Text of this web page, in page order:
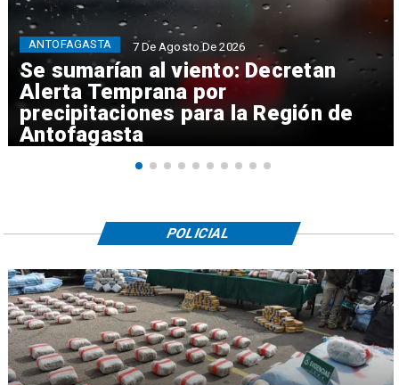
Se sumarían al viento: Decretan
Alerta Temprana por
precipitaciones para la Región de
Antofagasta
ANTOFAGASTA 7 De Agosto De 2026
POLICIAL